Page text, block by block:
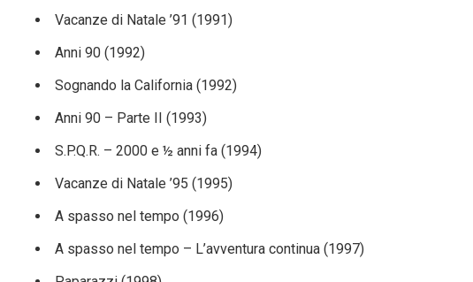
Vacanze di Natale ’91 (1991)
Anni 90 (1992)
Sognando la California (1992)
Anni 90 – Parte II (1993)
S.P.Q.R. – 2000 e ½ anni fa (1994)
Vacanze di Natale ’95 (1995)
A spasso nel tempo (1996)
A spasso nel tempo – L’avventura continua (1997)